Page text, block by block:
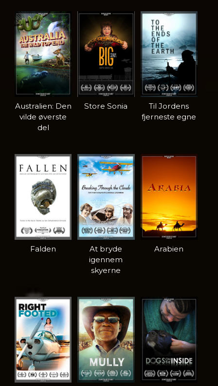
Australien: Den
vilde øverste
del
Store Sonia
Til Jordens
fjerneste egne
Falden
At bryde
igennem
skyerne
Arabien